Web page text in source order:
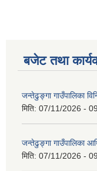
बजेट तथा
जन्तेढुङ्गा गाउँपालिका
मिति: 07/11/2026 -
जन्तेढुङ्गा गाउँपालिका
मिति: 07/11/2026 -